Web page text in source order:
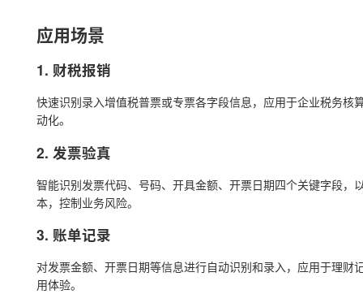
应用场景
1. 财税报销
快速识别录入增值税普票或专票各字段信息，应用于企业税务
动化。
2. 发票验真
智能识别发票代码、号码、开具金额、开票日期四个关键字段
本，控制业务风险。
3. 账单记录
对发票金额、开票日期等信息进行自动识别和录入，应用于理
用体验。